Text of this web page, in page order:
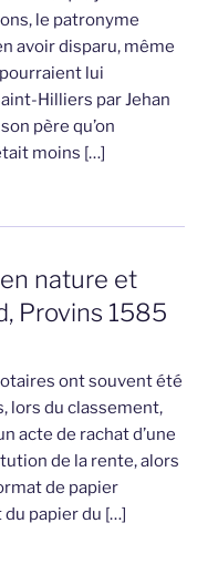
le patronyme
avoir disparu, même
lui
Hilliers par Jehan
père qu’on
moins […]
nature et
Provins 1585
ont souvent été
lors du classement,
acte de rachat d’une
de la rente, alors
de papier
papier du […]